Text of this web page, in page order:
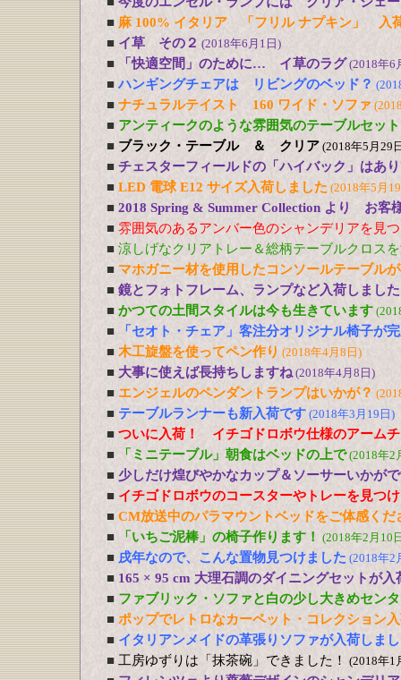
■ 麻 100% イタリア 「フリル ナプキン」 入
■ イ草 その２ (2018年6月1日)
■ 「快適空間」のために… イ草のラグ (2018年6
■ ハンギングチェアは リビングのベッド？
■ ナチュラルテイスト 160 ワイド・ソファ
■ アンティークのような雰囲気のテーブルセット
■ ブラック・テーブル ＆ クリア (2018年5月29
■ チェスターフィールドの「ハイバック」はあ
■ LED 電球 E12 サイズ入荷しました (2018年5月
■ 2018 Spring & Summer Collection より お客
■ 雰囲気のあるアンバー色のシャンデリアを見
■ 涼しげなクリアトレー＆総柄テーブルクロス
■ マホガニー材を使用したコンソールテーブル
■ 鏡とフォトフレーム、ランプなど入荷しました
■ かつての土間スタイルは今も生きています
■
「セオト・チェア」客注分オリジナル椅子が
■ 木工旋盤を使ってペン作り (2018年4月8日)
■ 大事に使えば長持ちしますね(2018年4月8日)
■ エンジェルのペンダントランプはいかが？
■ テーブルランナーも新入荷です (2018年3月19日)
■ ついに入荷！ イチゴドロボウ仕様のアーム
■
「ミニテーブル」朝食はベッドの上で(2018年2
■ 少しだけ煌びやかなカップ＆ソーサーいかが
■ イチゴドロボウのコースターやトレーを見つ
■ CM放送中のパラマウントベッドをご体感くだ
■
「いちご泥棒」の椅子作ります！ (2018年2月10
■ 戌年なので、こんな置物見つけました (2018年2
■ 165 × 95 cm 大理石調のダイニングセットが入
■ ファブリック・ソファと白の少し大きめセン
■ ポップでレトロなカーペット・コレクション
■ イタリアンメイドの革張りソファが入荷しま
■ 工房ゆずりは「抹茶碗」できました！ (2018年1